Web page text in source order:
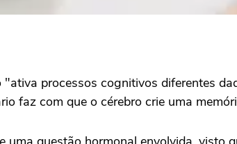
"ativa processos cognitivos diferentes
faz com que o cérebro crie uma